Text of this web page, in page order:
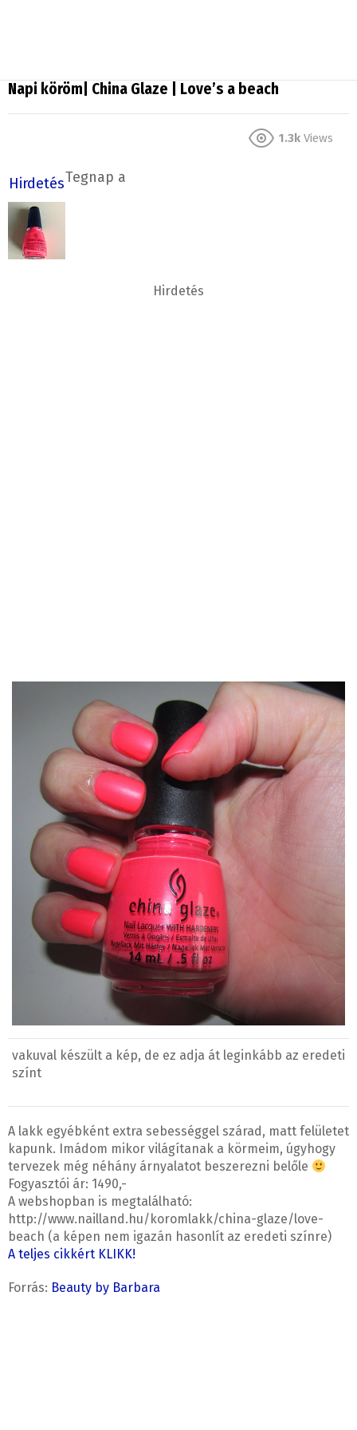
Napi köröm| China Glaze | Love’s a beach
1.3k Views
HirdetésTegnap a
Hirdetés
vakuval készült a kép, de ez adja át leginkább az eredeti
színt
A lakk egyébként extra sebességgel szárad, matt felületet
kapunk. Imádom mikor világítanak a körmeim, úgyhogy
tervezek még néhány árnyalatot beszerezni belőle
Fogyasztói ár: 1490,-
A webshopban is megtalálható:
http://www.nailland.hu/koromlakk/china-glaze/love-
beach (a képen nem igazán hasonlít az eredeti színre)
A teljes cikkért KLIKK!
Forrás: Beauty by Barbara